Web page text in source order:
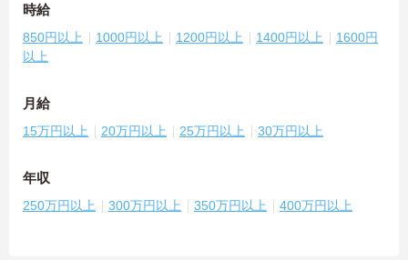
時給
850円以上 1000円以上 1200円以上 1400円以上
1600円
以上
月給
15万円以上 20万円以上 25万円以上 30万円以上
年収
250万円以上 300万円以上 350万円以上 400万円以上